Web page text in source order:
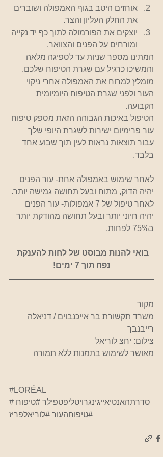
אוחזים היטב בגוף האמפולה ושוברים
את החלק העליון והצר.
יוצקים את הפורמולה לתוך כף יד נקייה
ומורחים על הפנים והצוואר.
המתינו מספר שניות עד לספיגה מלאה
והמשיכו כרגיל עם שגרת הטיפוח שלכם.
מומלץ למרוח את האמפולה אחרי ניקוי
העור ולפני שגרת הטיפוח היומיומית
הקבועה.
הטיפול באיכות הגבוהה הזאת מספק טיפוח
עור פרימיום ישירות לשגרת היופי שלך
עבור תוצאות נראות לעין תוך שבוע אחד
בלבד.
לאחר שימוש באמפולה אחת- עור הפנים
יהיה הדוק, מתוח ובעל תחושה גמישה יותר.
לאחר טיפול של 7 אמפולות- עור הפנים
יהיה חיוני יותר ובעל תחושה מהודקת יותר
ב75% לפחות.
בואי להנות מבוסט של לחות להענקת
נפח תוך 7 ימים!
מקור
משרד תקשורת בר אייכנבוים / דניאלה
רייבנבך
צילום: יחצ לוריאל
מאושר לשימוש בתמנות ללא תמורה
#LORÉAL
#סדרתהאנטיאייגינגרויטליפטפילר #טיפוח
#טיפוחהעור #לוריאלפריז